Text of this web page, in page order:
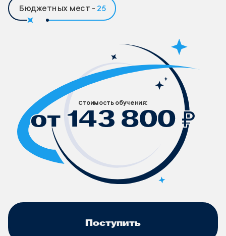
Бюджетных мест - 25
Стоимость обучения:
от 143 800 ₽
Поступить